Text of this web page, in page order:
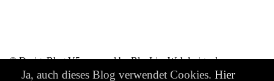
© DesignBlog V5 powered by BlueLionWebdesign.de
Ja, auch dieses Blog verwendet Cookies. Hier